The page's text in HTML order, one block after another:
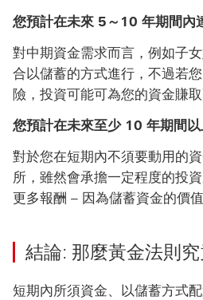
您預計在未來 5～10 年期間內
對中期資金需求而言，例如子
合以儲蓄的方式進行，不過若
險，投資可能可為您的資金賺取
您預計在未來至少 10 年期間
對於您在短期內不須要動用的
所，雖然會承擔一定程度的投
更多報酬 – 因為儲蓄資金的價
結論: 那麼黃金法則究
短期內所須資金、以儲蓄方式